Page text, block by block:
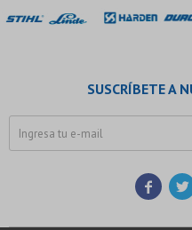
SUSCRÍBETE A
 